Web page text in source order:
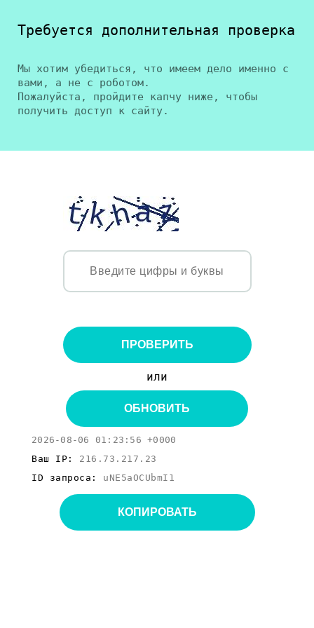
Требуется дополнительная проверка
Мы хотим убедиться, что имеем дело именно с
вами, а не с роботом.
Пожалуйста, пройдите капчу ниже, чтобы
получить доступ к сайту.
ПРОВЕРИТЬ
или
ОБНОВИТЬ
2026-08-06 01:23:56 +0000
Ваш IP: 216.73.217.23
ID запроса: uNE5aOCUbmI1
КОПИРОВАТЬ